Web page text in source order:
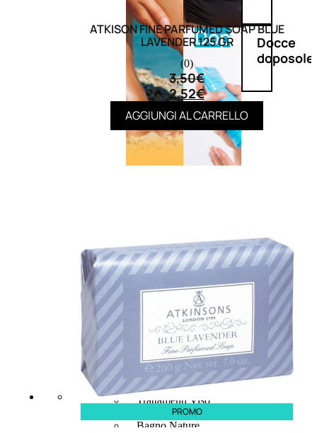
Doposole
Docce
doposole
NATURALI
Fragranze Nature
Viso/Labbra/Occhi Nature
Corpo
Mani
Maschera Nature
Trattamenti Viso
Detergenza
Bagno Nature
ATKISON FINE PARFUMED SOAP BLUE
LAVENDER 125 GR
(0)
3,50€
2,52€
AGGIUNGI AL CARRELLO
PROMO